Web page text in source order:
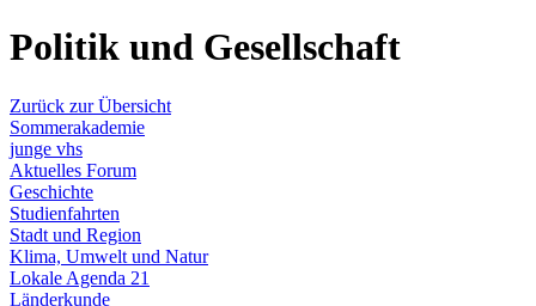
Politik und Gesellschaft
Zurück zur Übersicht
Sommerakademie
junge vhs
Aktuelles Forum
Geschichte
Studienfahrten
Stadt und Region
Klima, Umwelt und Natur
Lokale Agenda 21
Länderkunde